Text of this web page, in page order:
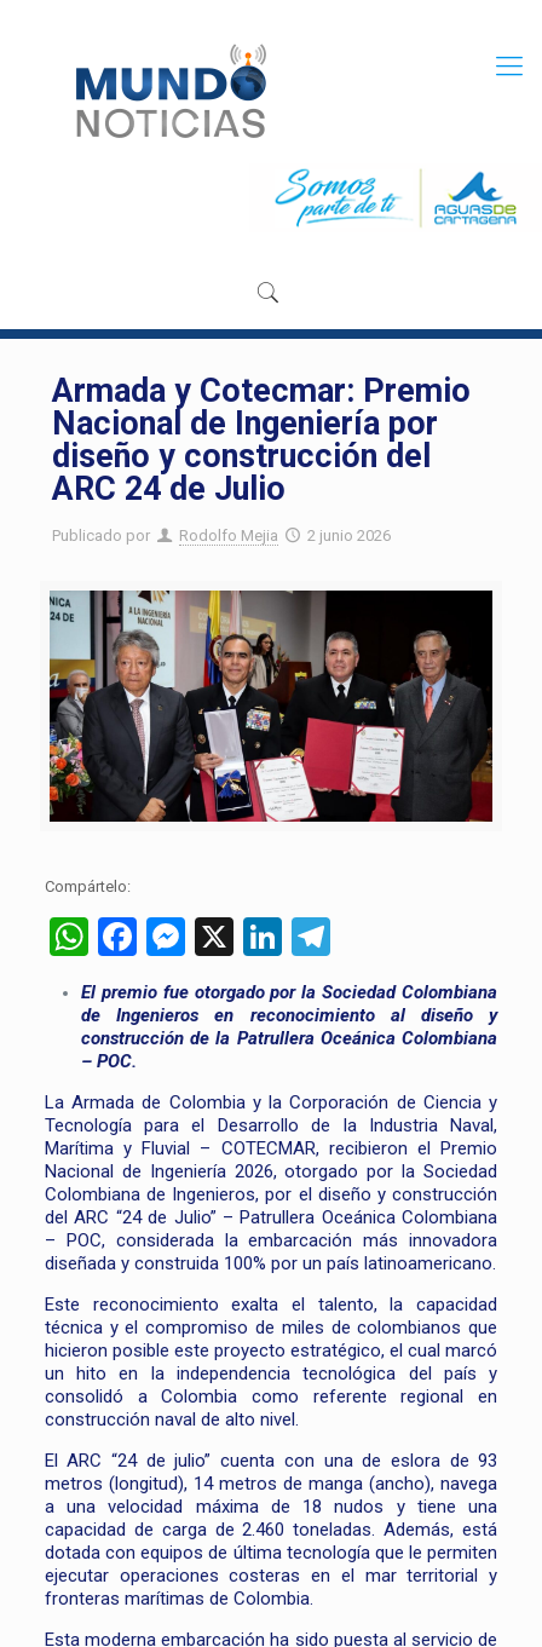
Armada y Cotecmar: Premio
Nacional de Ingeniería por
diseño y construcción del
ARC 24 de Julio
Publicado por Rodolfo Mejia 2 junio 2026
Compártelo:
WhatsApp
Facebook
Messenger
X LinkedIn
Telegram
El premio fue otorgado por la Sociedad Colombiana
de Ingenieros en reconocimiento al diseño y
construcción de la Patrullera Oceánica Colombiana
– POC.
La Armada de Colombia y la Corporación de Ciencia y
Tecnología para el Desarrollo de la Industria Naval,
Marítima y Fluvial – COTECMAR, recibieron el Premio
Nacional de Ingeniería 2026, otorgado por la Sociedad
Colombiana de Ingenieros, por el diseño y construcción
del ARC “24 de Julio” – Patrullera Oceánica Colombiana
– POC, considerada la embarcación más innovadora
diseñada y construida 100% por un país latinoamericano.
Este reconocimiento exalta el talento, la capacidad
técnica y el compromiso de miles de colombianos que
hicieron posible este proyecto estratégico, el cual marcó
un hito en la independencia tecnológica del país y
consolidó a Colombia como referente regional en
construcción naval de alto nivel.
El ARC “24 de julio” cuenta con una de eslora de 93
metros (longitud), 14 metros de manga (ancho), navega
a una velocidad máxima de 18 nudos y tiene una
capacidad de carga de 2.460 toneladas. Además, está
dotada con equipos de última tecnología que le permiten
ejecutar operaciones costeras en el mar territorial y
fronteras marítimas de Colombia.
Esta moderna embarcación ha sido puesta al servicio de